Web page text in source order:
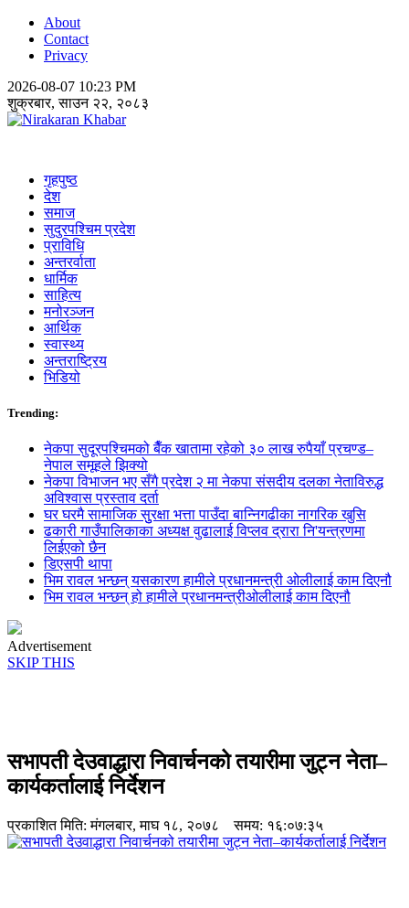
About
Contact
Privacy
2026-08-07 10:23 PM
शुक्रबार, साउन २२, २०८३
गृहपुष्ठ
देश
समाज
सुदुरपश्चिम प्रदेश
प्राविधि
अन्तरर्वाता
धार्मिक
साहित्य
मनोरञ्जन
आर्थिक
स्वास्थ्य
अन्तराष्ट्रिय
भिडियो
Trending:
नेकपा सुदूरपश्चिमको बैँक खातामा रहेको ३० लाख रुपैयाँ प्रचण्ड–
नेपाल समूहले झिक्य‍ो
नेकपा विभाजन भए सँगै प्रदेश २ मा नेकपा संसदीय दलका नेताविरुद्ध
अविश्वास प्रस्ताव दर्ता
घर घरमै सामाजिक सुुरक्षा भत्ता पाउँदा बान्निगढीका नागरिक खुसि
ढकारी गाउँपालिकाका अध्यक्ष वुढालाई विप्लव द्रारा नि'यन्त्रणमा
लिईएको छैन
डिएसपी थापा
भिम रावल भन्छन् यसकारण हामीले प्रधानमन्त्री ओलीलाई काम दिएनौ
भिम रावल भन्छन् हो हामीले प्रधानमन्त्रीओलीलाई काम दिएनौ
Advertisement
SKIP THIS
सभापती देउवाद्धारा निवार्चनको तयारीमा जुट्न नेता–
कार्यकर्तालाई निर्देशन
प्रकाशित मिति:मंगलबार, माघ १८, २०७८ समय: १६:०७:३५